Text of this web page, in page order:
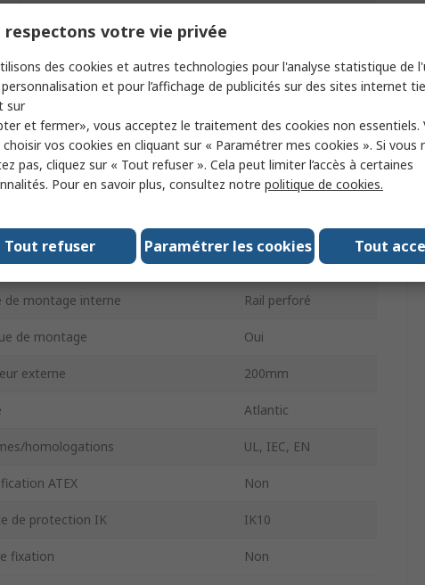
externe 160mm
du corps
transparente Non
IP IP66
de châssis Oui
de verrouillage de porte Clé
de presse-étoupe Non
Gris
de montage interne Rail perforé
de montage Oui
externe 200mm
Atlantic
homologations UL, IEC, EN
ATEX Non
de protection IK IK10
fixation Non
respectons votre vie privée
des cookies et autres technologies pour l'analyse statistique de
et pour l’affichage de publicités sur des sites internet
sur
et fermer», vous acceptez le traitement des cookies non essentiels.
vos cookies en cliquant sur « Paramétrer mes cookies ». Si vous
pas, cliquez sur « Tout refuser ». Cela peut limiter l’accès à certaines
Pour en savoir plus, consultez notre politique de cookies.
Tout
Paramétrer les cookies
Tout refuser